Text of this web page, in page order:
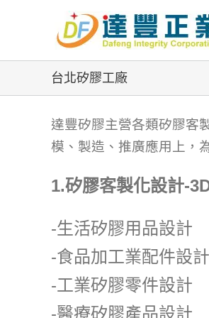
台北矽膠工廠
達豐矽膠主營各類矽膠客
模、製造、推廣應用上，
1.矽膠客製化設計-
-生活矽膠用品設計
-食品加工業配件設計
-工業矽膠零件設計
-醫療矽膠產品設計